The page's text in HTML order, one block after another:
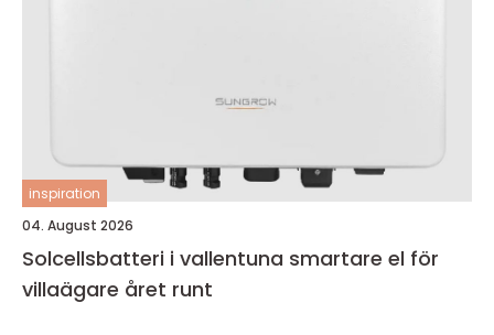
inspiration
04. August 2026
Solcellsbatteri i vallentuna smartare el för
villaägare året runt